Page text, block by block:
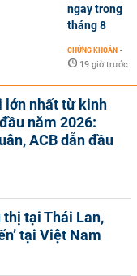
ngay trong
tháng 8
CHỨNG KHOÁN -
19 giờ trước
lớn nhất từ kinh
năm 2026:
ACB dẫn đầu
thị tại Thái Lan,
tại Việt Nam